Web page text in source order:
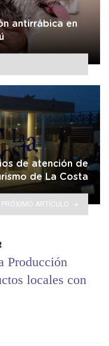
antirrábica en
de atención de
de La Costa
PRÓXIMO ARTÍCULO
Producción
locales con